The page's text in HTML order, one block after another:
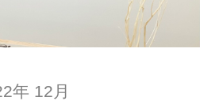
年 12月